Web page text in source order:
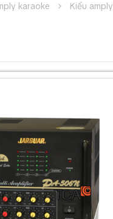
karaoke Kiểu amply